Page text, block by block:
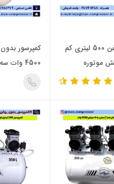
کمپرسور بدون روغن 500 لیتری کم
4500 وات سه موتوره